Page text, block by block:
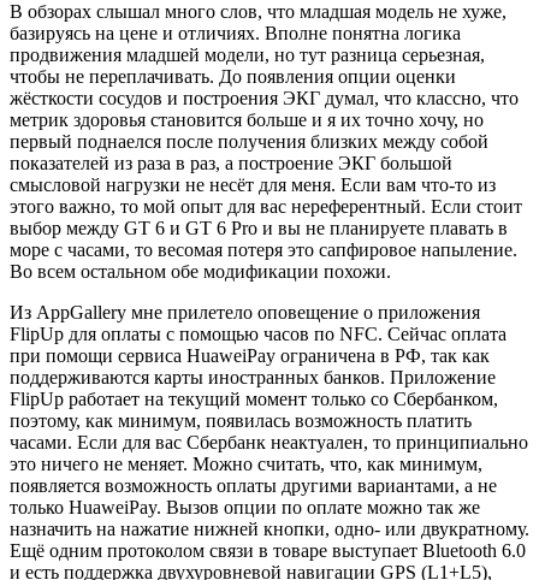
В обзорах слышал много слов, что младшая модель не хуже,
базируясь на цене и отличиях. Вполне понятна логика
продвижения младшей модели, но тут разница серьезная,
чтобы не переплачивать. До появления опции оценки
жёсткости сосудов и построения ЭКГ думал, что классно, что
метрик здоровья становится больше и я их точно хочу, но
первый поднаелся после получения близких между собой
показателей из раза в раз, а построение ЭКГ большой
смысловой нагрузки не несёт для меня. Если вам что-то из
этого важно, то мой опыт для вас нереферентный. Если стоит
выбор между GT 6 и GT 6 Pro и вы не планируете плавать в
море с часами, то весомая потеря это сапфировое напыление.
Во всем остальном обе модификации похожи.
Из AppGallery мне прилетело оповещение о приложения
FlipUp для оплаты с помощью часов по NFC. Сейчас оплата
при помощи сервиса HuaweiPay ограничена в РФ, так как
поддерживаются карты иностранных банков. Приложение
FlipUp работает на текущий момент только со Сбербанком,
поэтому, как минимум, появилась возможность платить
часами. Если для вас Сбербанк неактуален, то принципиально
это ничего не меняет. Можно считать, что, как минимум,
появляется возможность оплаты другими вариантами, а не
только HuaweiPay. Вызов опции по оплате можно так же
назначить на нажатие нижней кнопки, одно- или двукратному.
Ещё одним протоколом связи в товаре выступает Bluetooth 6.0
и есть поддержка двухуровневой навигации GPS (L1+L5),